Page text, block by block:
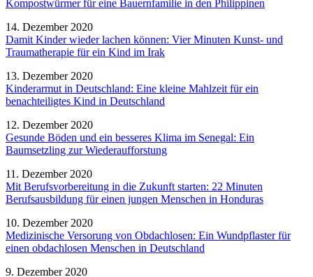
Kompostwürmer für eine Bauernfamilie in den Philippinen
14. Dezember 2020
Damit Kinder wieder lachen können: Vier Minuten Kunst- und
Traumatherapie für ein Kind im Irak
13. Dezember 2020
Kinderarmut in Deutschland: Eine kleine Mahlzeit für ein
benachteiligtes Kind in Deutschland
12. Dezember 2020
Gesunde Böden und ein besseres Klima im Senegal: Ein
Baumsetzling zur Wiederaufforstung
11. Dezember 2020
Mit Berufsvorbereitung in die Zukunft starten: 22 Minuten
Berufsausbildung für einen jungen Menschen in Honduras
10. Dezember 2020
Medizinische Versorung von Obdachlosen: Ein Wundpflaster für
einen obdachlosen Menschen in Deutschland
9. Dezember 2020